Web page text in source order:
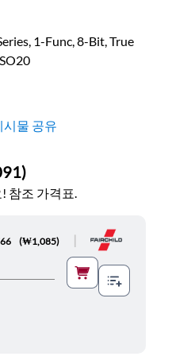
1-Func, 8-Bit, True
시물 공유
)
참조 가격표.
(₩1,085)